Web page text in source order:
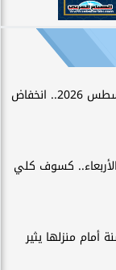
الطقس غدًا السبت 8 أغسطس 2026.. انخفاض
الأربعاء.. كسوف كلي
منزلها يثير